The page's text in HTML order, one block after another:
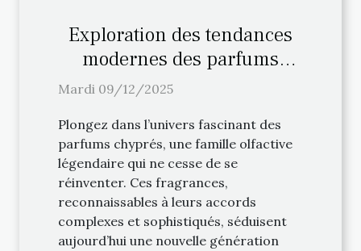
Exploration des tendances
modernes des parfums
chyprés
Mardi 09/12/2025
Plongez dans l’univers fascinant des
parfums chyprés, une famille olfactive
légendaire qui ne cesse de se
réinventer. Ces fragrances,
reconnaissables à leurs accords
complexes et sophistiqués, séduisent
aujourd’hui une nouvelle génération